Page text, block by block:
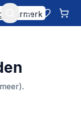
Mijn account